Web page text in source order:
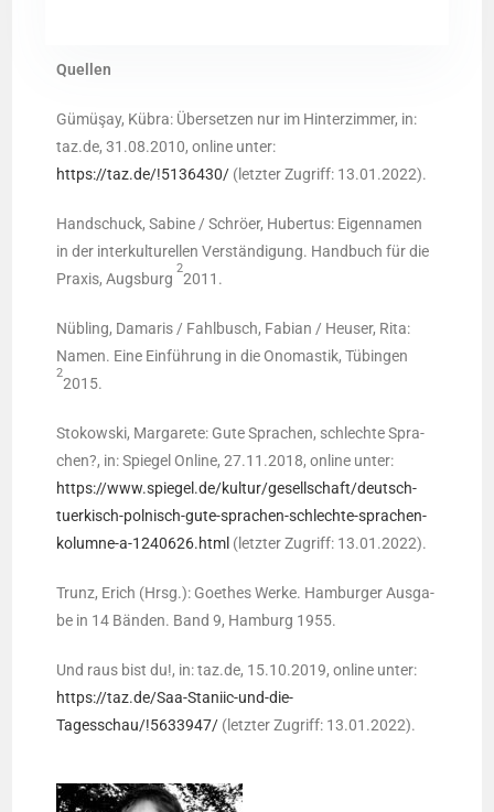
Quel­len
Gümüşay, Kübra: Über­set­zen nur im Hin­ter­zim­mer, in:
taz.de, 31.08.2010, online unter:
https://taz.de/!5136430/ (letz­ter Zugriff: 13.01.2022).
Hand­schuck, Sabi­ne / Schrö­er, Huber­tus: Eigen­na­men
in der inter­kul­tu­rel­len Ver­stän­di­gung. Hand­buch für die
Pra­xis, Augs­burg
2
2011.
Nüb­ling, Dama­ris / Fahl­busch, Fabi­an / Heu­ser, Rita:
Namen. Eine Ein­füh­rung in die Ono­mastik, Tübin­gen
2
2015.
Sto­kow­ski, Mar­ga­re­te: Gute Spra­chen, schlech­te Spra­
chen?, in: Spie­gel Online, 27.11.2018, online unter:
https://www.spiegel.de/kultur/gesellschaft/deutsch-
tuerkisch-polnisch-gute-sprachen-schlechte-sprachen-
kolumne-a-1240626.html (letz­ter Zugriff: 13.01.2022).
Trunz, Erich (Hrsg.): Goe­thes Wer­ke. Ham­bur­ger Aus­ga­
be in 14 Bän­den. Band 9, Ham­burg 1955.
Und raus bist du!, in: taz.de, 15.10.2019, online unter:
https://taz.de/Saa-Staniic-und-die-
Tagesschau/!5633947/ (letz­ter Zugriff: 13.01.2022).